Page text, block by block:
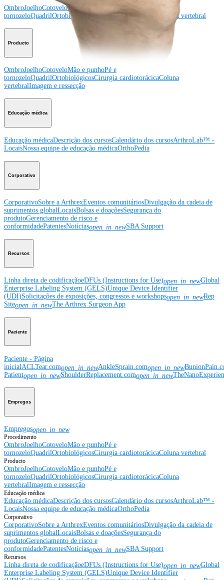
OmbroJoelhoCotoveloMão e punho
tornozeloQuadrilOrtobiológicosCirurgia cardiotorácica Coluna vertebral
Producto
OmbroJoelhoCotoveloMão e punhoPé e
tornozeloQuadrilOrtobiológicosCirurgia cardiotorácicaColuna
vertebralImagem e ressecção
Educação médica
Educação médicaDescrição dos cursosCalendário dos cursosArthroLab™ -
LocaisNossa equipe de educação médicaOrthoPedia
Corporativo
CorporativoSobre a ArthrexEventos comunitáriosDivulgação da cadeia de
suprimentos globalLocaisBolsas e doaçõesSegurança do
produtoGerenciamento de risco e
conformidadePatentesNotíciasopen_in_newSBA Support
Recursos
Linha direta de codificaçãoeDFUs (Instructions for Use)open_in_newGlobal
Enterprise Labeling System (GELS)Unique Device Identifier
(UDI)Solicitações de exposições, congressos e workshopsopen_in_newRep
Siteopen_in_newThe Arthrex Surgeon App
Paciente
Paciente - Página
inicial ACLTear.comopen_in_newAnkleSprain.comopen_in_new
Patientopen_in_newShoulderReplacement.comopen_in_new
Empregos
Empregosopen_in_new
Procedimento
OmbroJoelhoCotoveloMão e punhoPé e
tornozeloQuadrilOrtobiológicosCirurgia cardiotorácicaColuna vertebral
Producto
OmbroJoelhoCotoveloMão e punhoPé e
tornozeloQuadrilOrtobiológicosCirurgia cardiotorácicaColuna
vertebralImagem e ressecção
Educação médica
Educação médicaDescrição dos cursosCalendário dos cursosArthroLab™ -
LocaisNossa equipe de educação médicaOrthoPedia
Corporativo
CorporativoSobre a ArthrexEventos comunitáriosDivulgação da cadeia de
suprimentos globalLocaisBolsas e doaçõesSegurança do
produtoGerenciamento de risco e
conformidadePatentesNotíciasopen_in_newSBA Support
Recursos
Linha direta de codificaçãoeDFUs (Instructions for Use)open_in_newGlobal
Enterprise Labeling System (GELS)Unique Device Identifier